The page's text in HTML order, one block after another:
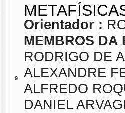
9
Orientador :
MEMBROS DA
RODRIGO DE
ALEXANDRE
ALFREDO
DANIEL